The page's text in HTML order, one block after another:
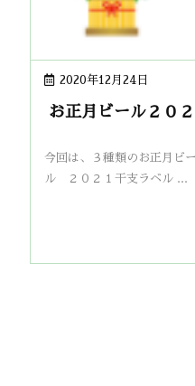
2020年12月24日
お正月ビール２０２
今回は、３種類のお正月ビ
ル ２０２１干支ラベル ...